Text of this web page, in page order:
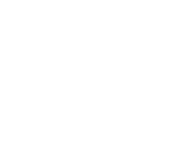
Пошту»
магазину 1–3